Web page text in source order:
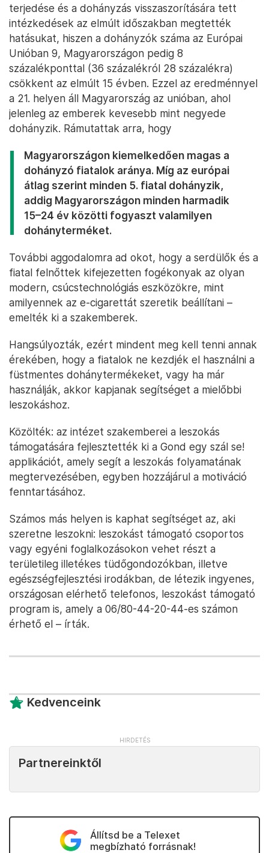
terjedése és a dohányzás visszaszorítására tett
intézkedések az elmúlt időszakban megtették
hatásukat, hiszen a dohányzók száma az Európai
Unióban 9, Magyarországon pedig 8
százalékponttal (36 százalékról 28 százalékra)
csökkent az elmúlt 15 évben. Ezzel az eredménnyel
a 21. helyen áll Magyarország az unióban, ahol
jelenleg az emberek kevesebb mint negyede
dohányzik. Rámutattak arra, hogy
Magyarországon kiemelkedően magas a
dohányzó fiatalok aránya. Míg az európai
átlag szerint minden 5. fiatal dohányzik,
addig Magyarországon minden harmadik
15–24 év közötti fogyaszt valamilyen
dohányterméket.
További aggodalomra ad okot, hogy a serdülők és a
fiatal felnőttek kifejezetten fogékonyak az olyan
modern, csúcstechnológiás eszközökre, mint
amilyennek az e-cigarettát szeretik beállítani –
emelték ki a szakemberek.
Hangsúlyozták, ezért mindent meg kell tenni annak
érekében, hogy a fiatalok ne kezdjék el használni a
füstmentes dohánytermékeket, vagy ha már
használják, akkor kapjanak segítséget a mielőbbi
leszokáshoz.
Közölték: az intézet szakemberei a leszokás
támogatására fejlesztették ki a Gond egy szál se!
applikációt, amely segít a leszokás folyamatának
megtervezésében, egyben hozzájárul a motiváció
fenntartásához.
Számos más helyen is kaphat segítséget az, aki
szeretne leszokni: leszokást támogató csoportos
vagy egyéni foglalkozásokon vehet részt a
területileg illetékes tüdőgondozókban, illetve
egészségfejlesztési irodákban, de létezik ingyenes,
országosan elérhető telefonos, leszokást támogató
program is, amely a 06/80-44-20-44-es számon
érhető el – írták.
Kedvenceink
Partnereinktől
Állítsd be a Telexet
megbízható forrásnak!